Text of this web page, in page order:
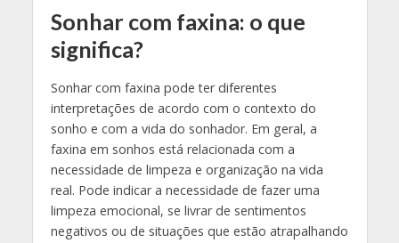
Sonhar com faxina: o que
significa?
Sonhar com faxina pode ter diferentes
interpretações de acordo com o contexto do
sonho e com a vida do sonhador. Em geral, a
faxina em sonhos está relacionada com a
necessidade de limpeza e organização na vida
real. Pode indicar a necessidade de fazer uma
limpeza emocional, se livrar de sentimentos
negativos ou de situações que estão atrapalhando